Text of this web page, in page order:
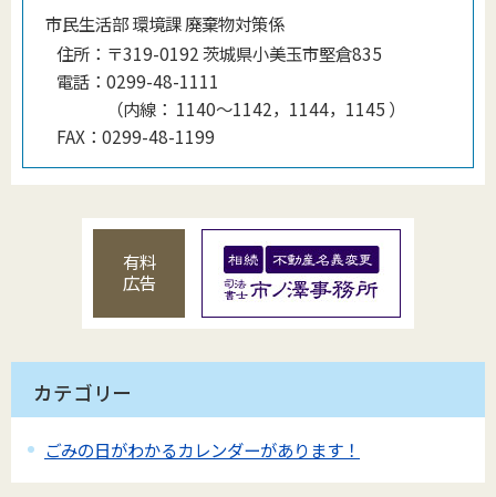
市民生活部 環境課 廃棄物対策係
住所： 〒319-0192 茨城県小美玉市堅倉835
電話： 0299-48-1111
（内線 ： 1140〜1142，1144，1145 ）
FAX： 0299-48-1199
有料
広告
カテゴリー
ごみの日がわかるカレンダーがあります！